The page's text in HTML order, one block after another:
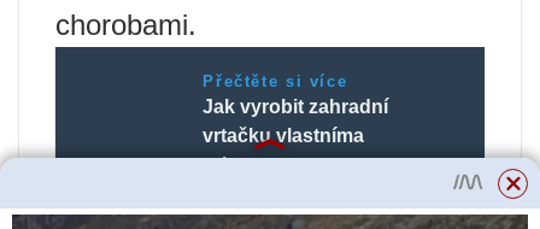
chorobami.
Přečtěte si více
Jak vyrobit zahradní
vrtačku vlastníma
rukama